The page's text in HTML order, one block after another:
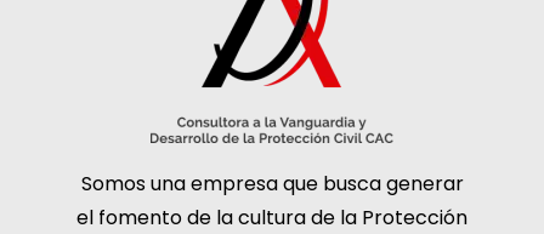
Somos una empresa que busca generar
el fomento de la cultura de la Protección